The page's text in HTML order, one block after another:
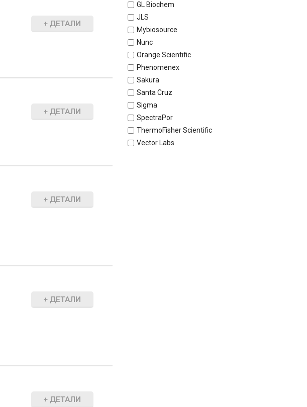
+ ДЕТАЛИ
+ ДЕТАЛИ
+ ДЕТАЛИ
+ ДЕТАЛИ
+ ДЕТАЛИ
GL Biochem
JLS
Mybiosource
Nunc
Orange Scientific
Phenomenex
Sakura
Santa Cruz
Sigma
SpectraPor
ThermoFisher Scientific
Vector Labs